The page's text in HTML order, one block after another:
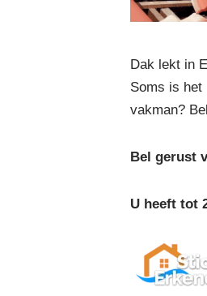
Dak lekt in
Soms is het
vakman? Bel
Bel gerust
U heeft tot